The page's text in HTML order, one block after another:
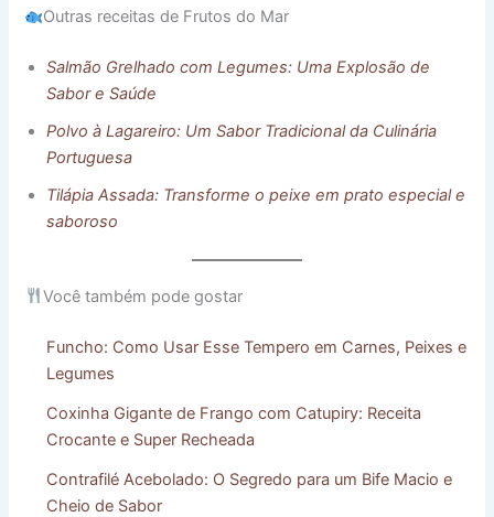
Outras receitas de Frutos do Mar
Salmão Grelhado com Legumes: Uma Explosão de
Sabor e Saúde
Polvo à Lagareiro: Um Sabor Tradicional da Culinária
Portuguesa
Tilápia Assada: Transforme o peixe em prato especial e
saboroso
Você também pode gostar
Funcho: Como Usar Esse Tempero em Carnes, Peixes e
Legumes
Coxinha Gigante de Frango com Catupiry: Receita
Crocante e Super Recheada
Contrafilé Acebolado: O Segredo para um Bife Macio e
Cheio de Sabor